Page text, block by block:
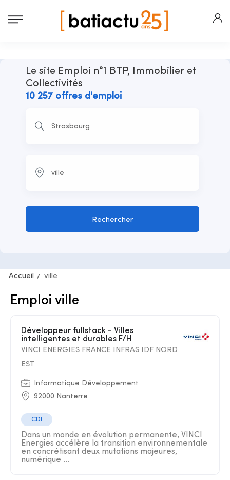
Le site Emploi n°1 BTP, Immobilier et
Collectivités
10 257 offres d'emploi
Rechercher
Accueil ville
Emploi ville
Développeur fullstack - Villes
intelligentes et durables F/H
VINCI ENERGIES FRANCE INFRAS IDF NORD
EST
Informatique Développement
92000 Nanterre
CDI
Dans un monde en évolution permanente, VINCI
Energies accélère la transition environnementale
en concrétisant deux mutations majeures,
numérique ...